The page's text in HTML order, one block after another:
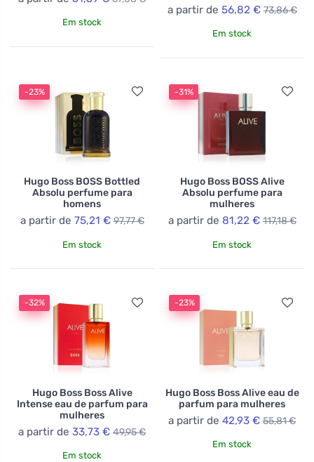
Em stock
a partir de 56,82 € 73,86 €
Em stock
-23%
Hugo Boss BOSS Bottled
Absolu perfume para
homens
a partir de 75,21 € 97,77 €
Em stock
-31%
Hugo Boss BOSS Alive
Absolu perfume para
mulheres
a partir de 81,22 € 117,18 €
Em stock
-32%
Hugo Boss Boss Alive
Intense eau de parfum para
mulheres
a partir de 33,73 € 49,95 €
Em stock
-23%
Hugo Boss Boss Alive eau de
parfum para mulheres
a partir de 42,93 € 55,81 €
Em stock